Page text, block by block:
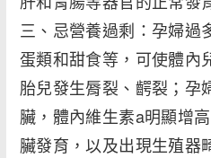
三、忌營養過剩：孕婦過
蛋類和甜食等，可使體內
胎兒發生脣裂、齶裂；孕
臟，體內維生素a明顯增
臟發育，以及出現生殖器